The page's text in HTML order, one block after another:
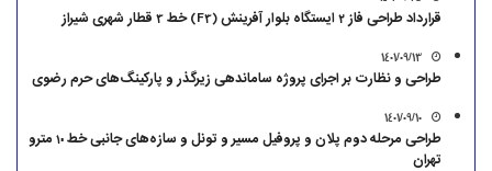
قرارداد طراحی فاز 2 ایستگاه بلوار آفرینش (F3) خط 3 قطار شهری شیراز
طراحی و نظارت بر اجرای پروژه ساماندهی زیرگذر و پارکینگ‌های حرم رضوی
طراحی مرحله دوم پلان و پروفیل مسیر و تونل و سازه‌های جانبی خط 10 مترو
تهران